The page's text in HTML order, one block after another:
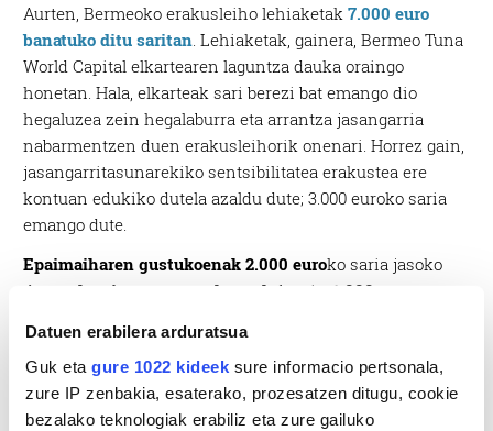
Datuen erabilera arduratsua
Guk eta gure 1022 kideek sure informacio pertsonala,
zure IP zenbakia, esaterako, prozesatzen ditugu, cookie
bezalako teknologiak erabiliz eta zure gailuko
Aurten, Bermeoko erakusleiho lehiaketak7.000 euro
banatuko ditu saritan . Lehiaketak, gainera, Bermeo Tuna
World Capital elkartearen laguntza dauka oraingo
honetan. Hala, elkarteak sari berezi bat emango dio
hegaluzea zein hegalaburra eta arrantza jasangarria
nabarmentzen duen erakusleihorik onenari. Horrez gain,
jasangarritasunarekiko sentsibilitatea erakustea ere
kontuan edukiko dutela azaldu dute; 3.000 euroko saria
emango dute.
Epaimaiharen gustukoenak 2.000 euroko saria jasoko
du, etaherritarren gustukoenak , berriz, 1.000 euro.